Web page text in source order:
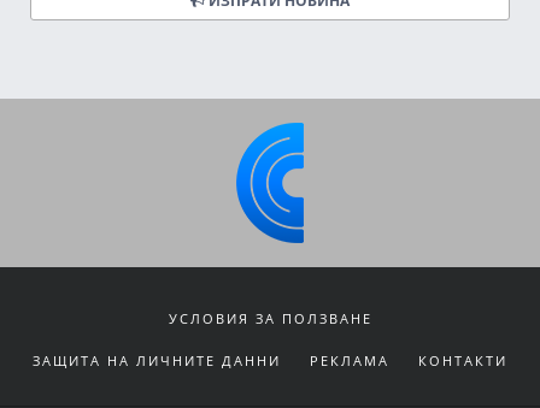
УСЛОВИЯ ЗА ПОЛЗВАНЕ
ЗАЩИТА НА ЛИЧНИТЕ ДАННИ РЕКЛАМА КОНТАКТИ